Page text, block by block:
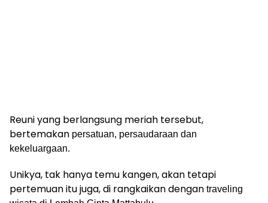
Reuni yang berlangsung meriah tersebut,
bertemakan persatuan, persaudaraan dan
kekeluargaan.
Unikya, tak hanya temu kangen, akan tetapi
pertemuan itu juga, di rangkaikan dengan traveling